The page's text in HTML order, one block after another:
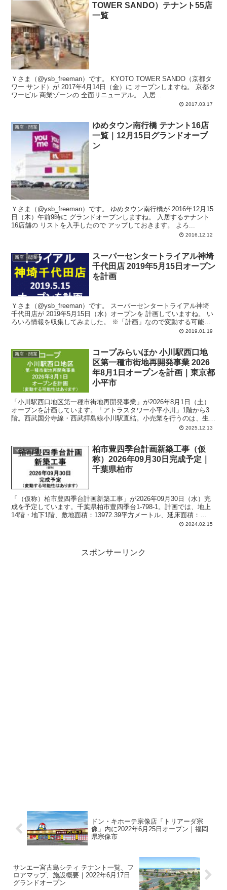
TOWER SANDO）テナント55店
一覧
Ｙさま（@ysb_freeman）です。 KYOTO TOWER SANDO（京都タ
ワー サンド）が 2017年4月14日（金）に オープンしますね。 京都タ
ワービル 商業ゾーンの 全面リニューアル。 入居...
2017.03.17
新店・開業
ゆめタウン南行橋 テナント16店
一覧｜12月15日グランドオープ
ン
Ｙさま（@ysb_freeman）です。 ゆめタウン南行橋が 2016年12月15
日（木）午前9時に グランドオープンしますね。 入居するテナント
16店舗の リストを入手したので アップしておきます。 よろ...
2016.12.12
新店・開業
スーパーセンタートライアル神埼
千代田店 2019年5月15日オープン
を計画
Ｙさま（@ysb_freeman）です。 スーパーセンタートライアル神埼
千代田店が 2019年5月15日（水）オープンを 計画していますね。 い
ろいろ情報を収集してみました。 ※「計画」なので変動する可能性
2019.01.19
新店・開業
コープみらいほか 小川駅西口地
区第一種市街地再開発事業 2026
年8月1日オープンを計画｜東京都
小平市
「小川駅西口地区第一種市街地再開発事業」が2026年8月1日（土）
オープンを計画しています。「アトラスタワー小平小川」1階から3
階。西武国分寺線・西武拝島線小川駅直結。小売業を行うのは、生活
2025.12.13
マンション
柏市豊四季台計画新築工事（仮
称）2026年09月30日完成予定｜
千葉県柏市
「（仮称）柏市豊四季台計画新築工事」が2026年09月30日（水）完
成を予定しています。千葉県柏市豊四季台1-798-1。計画では、地上
14階・地下1階、敷地面積：13972.39平方メートル、延床面積：
31854.29平方メートル、主要用途：共同住宅（389戸）。 2024.02.15
スポンサーリンク
ドン・キホーテ宗像店「トリアーダ宗
像」内に2022年6月25日オープン｜福岡
県宗像市
サンエー宮古島シティ テナント一覧、フ
ロアマップ、施設概要｜2022年6月17日
グランドオープン